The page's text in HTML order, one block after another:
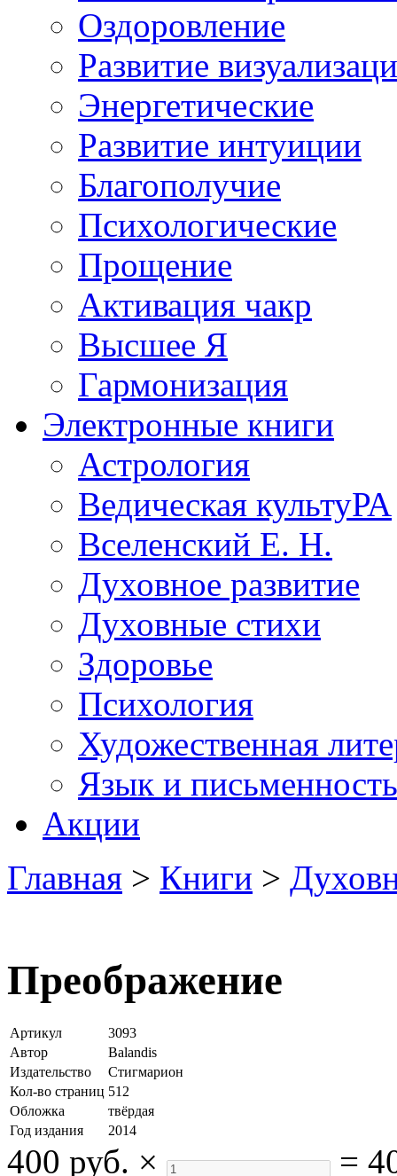
Оздоровление
Развитие
Энергетические
Развитие интуиции
Благополучие
Психологические
Прощение
Активация чакр
Высшее Я
Гармонизация
Электронные книги
Астрология
Ведическая культуРА
Вселенский Е. Н.
Духовное развитие
Духовные стихи
Здоровье
Психология
Художественная
Язык и письменность
Акции
Главная > Книги >
Преображение
Артикул
3093
Автор
Balandis
Издательство
Стигмарион
Кол-во страниц 512
Обложка
твёрдая
Год издания
2014
400 руб. × =